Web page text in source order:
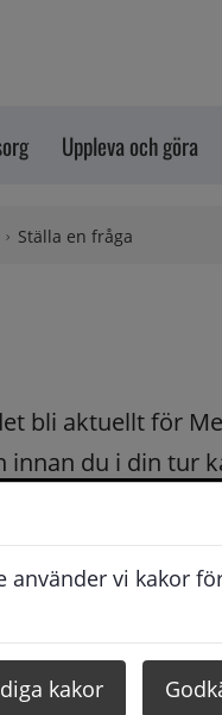
använder vi kakor
kakor
Uppleva och göra
Ställa en fråga
bli aktuellt för
innan du i din tur
på dina frågor
så besvarar vi dig så
du få svaret inom 2